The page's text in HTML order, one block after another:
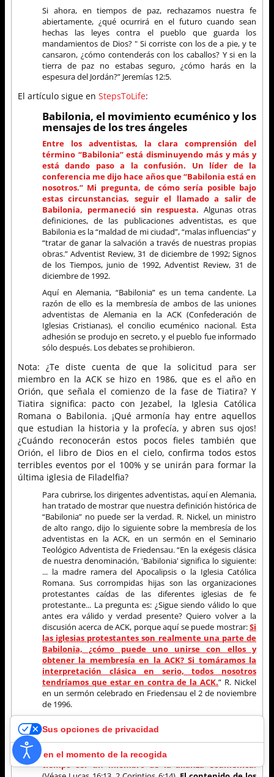
Si ahora, en tiempos de paz, rechazamos nuestra fe
abiertamente, ¿qué ocurrirá en el futuro cuando sean
hechas las leyes contra el pueblo que guarda los
mandamientos de Dios? " Si corriste con los de a pie, y te
cansaron, ¿cómo contenderás con los caballos? Y si en la
tierra de paz no estabas seguro, ¿cómo harás en la
espesura del Jordán?” Jeremías 12:5.
El artículo sigue en StepsToLife:
Babilonia, el movimiento ecuménico y los
mensajes de los tres ángeles
Entre los adventistas, la clara comprensión del
término “Babilonia” está disminuyendo más y más y
está dando paso a la confusión. Un líder de la
conferencia me dijo hace años que “Babilonia está en
nosotros.” Mi pregunta, de cómo sería posible bajo
estas circunstancias, seguir el llamado a salir de
Babilonia, permaneció sin respuesta. Algunas otras
definiciones, de las publicaciones adventistas, es que
Babilonia es la “maldad de mi ciudad”, “malas influencias” y
“tratar de ganar la salvación a través de nuestras propias
obras.” Adventist Review, 31 de diciembre de 1992; Signos
de los Tiempos, junio de 1992, Adventist Review, 31 de
diciembre de 1992.
Aquí en Alemania, “Babilonia” es un tema candente. La
razón de ello es la membresía de ambos de las uniones
adventistas de Alemania en la ACK (Confederación de
Iglesias Cristianas), el concilio ecuménico nacional. Esta
adhesión se produjo en secreto, y el pueblo fue informado
sólo después. Los debates se prohibieron.
Nota: ¿Te diste cuenta de que la solicitud para ser
miembro en la ACK se hizo en 1986, que es el año en
Orión, que señala el comienzo de la fase de Tiatira? Y
Tiatira significa: pacto con Jezabel, la Iglesia Católica
Romana o Babilonia. ¡Qué armonía hay entre aquellos
que estudian la historia y la profecía, y abren sus ojos!
¿Cuándo reconocerán estos pocos fieles también que
Orión, el libro de Dios en el cielo, confirma todos estos
terribles eventos por el 100% y se unirán para formar la
última iglesia de Filadelfia?
Para cubrirse, los dirigentes adventistas, aquí en Alemania,
han tratado de mostrar que nuestra definición histórica de
“Babilonia” no puede ser la verdad. R. Nickel, un ministro
de alto rango, dijo lo siguiente sobre la membresía de los
adventistas en la ACK, en un sermón en el Seminario
Teológico Adventista de Friedensau. “En la exégesis clásica
de nuestra denominación, 'Babilonia' significa lo siguiente:
... la madre ramera del Apocalipsis o la Iglesia Católica
Romana. Sus corrompidas hijas son las organizaciones
protestantes caídas de las diferentes iglesias de fe
protestante... La pregunta es: ¿Sigue siendo válido lo que
antes era válido y verdad presente? Quiero volver a la
discusión acerca de ACK, porque aquí se puede mostrar:Si
las iglesias protestantes son realmente una parte de
Babilonia, ¿cómo puede uno unirse con ellos y
obtener la membresía en la ACK? Si tomáramos la
interpretación clásica en serio, todos nosotros
tendríamos que estar en contra de la ACK.” R. Nickel
en un sermón celebrado en Friedensau el 2 de noviembre
de 1996.
están a favor de la membresía en la ACK.
conclusión lógica es que no podemos mantener la
interpretación histórica de “Babilonia” y al mismo
tiempo ser un miembro de la alianza ecuménica.
Sus opciones de privacidad
Aviso en el momento de la recogida